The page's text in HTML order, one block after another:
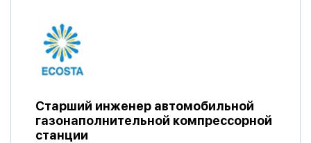
Старший инженер автомобильной
газонаполнительной компрессорной
станции